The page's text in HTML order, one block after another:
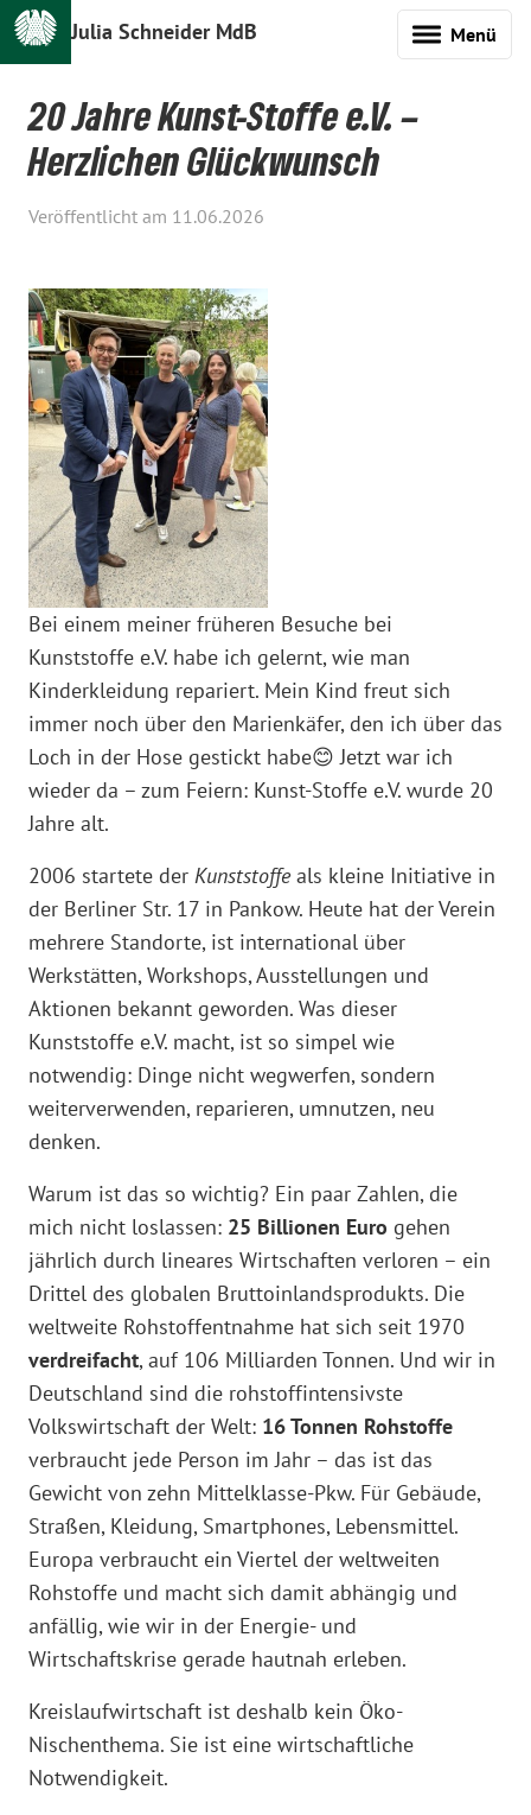
Julia Schneider MdB Menü
20 Jahre Kunst-Stoffe e.V. –
Herzlichen Glückwunsch
Veröffentlicht am 11.06.2026
Bei einem meiner früheren Besuche bei
Kunststoffe e.V. habe ich gelernt, wie man
Kinderkleidung repariert. Mein Kind freut sich
immer noch über den Marienkäfer, den ich über das
Loch in der Hose gestickt habe😊 Jetzt war ich
wieder da – zum Feiern: Kunst-Stoffe e.V. wurde 20
Jahre alt.
2006 startete der Kunststoffeals kleine Initiative in
der Berliner Str. 17 in Pankow. Heute hat der Verein
mehrere Standorte, ist international über
Werkstätten, Workshops, Ausstellungen und
Aktionen bekannt geworden. Was dieser
Kunststoffe e.V. macht, ist so simpel wie
notwendig: Dinge nicht wegwerfen, sondern
weiterverwenden, reparieren, umnutzen, neu
denken.
Warum ist das so wichtig? Ein paar Zahlen, die
mich nicht loslassen: 25 Billionen Euro gehen
jährlich durch lineares Wirtschaften verloren – ein
Drittel des globalen Bruttoinlandsprodukts. Die
weltweite Rohstoffentnahme hat sich seit 1970
verdreifacht, auf 106 Milliarden Tonnen. Und wir in
Deutschland sind die rohstoffintensivste
Volkswirtschaft der Welt: 16 Tonnen Rohstoffe
verbraucht jede Person im Jahr – das ist das
Gewicht von zehn Mittelklasse-Pkw. Für Gebäude,
Straßen, Kleidung, Smartphones, Lebensmittel.
Europa verbraucht ein Viertel der weltweiten
Rohstoffe und macht sich damit abhängig und
anfällig, wie wir in der Energie- und
Wirtschaftskrise gerade hautnah erleben.
Kreislaufwirtschaft ist deshalb kein Öko-
Nischenthema. Sie ist eine wirtschaftliche
Notwendigkeit.